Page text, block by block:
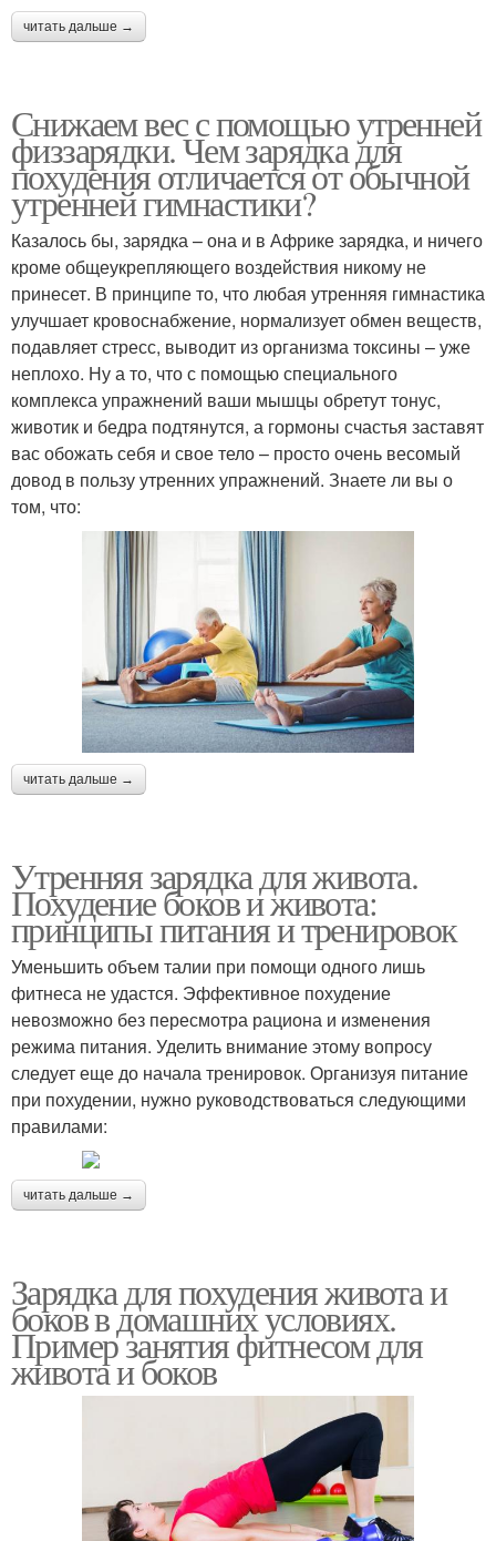
читать дальше →
Снижаем вес с помощью утренней
физзарядки. Чем зарядка для
похудения отличается от обычной
утренней гимнастики?
Казалось бы, зарядка – она и в Африке зарядка, и ничего
кроме общеукрепляющего воздействия никому не
принесет. В принципе то, что любая утренняя гимнастика
улучшает кровоснабжение, нормализует обмен веществ,
подавляет стресс, выводит из организма токсины – уже
неплохо. Ну а то, что с помощью специального
комплекса упражнений ваши мышцы обретут тонус,
животик и бедра подтянутся, а гормоны счастья заставят
вас обожать себя и свое тело – просто очень весомый
довод в пользу утренних упражнений. Знаете ли вы о
том, что:
читать дальше →
Утренняя зарядка для живота.
Похудение боков и живота:
принципы питания и тренировок
Уменьшить объем талии при помощи одного лишь
фитнеса не удастся. Эффективное похудение
невозможно без пересмотра рациона и изменения
режима питания. Уделить внимание этому вопросу
следует еще до начала тренировок. Организуя питание
при похудении, нужно руководствоваться следующими
правилами:
читать дальше →
Зарядка для похудения живота и
боков в домашних условиях.
Пример занятия фитнесом для
живота и боков